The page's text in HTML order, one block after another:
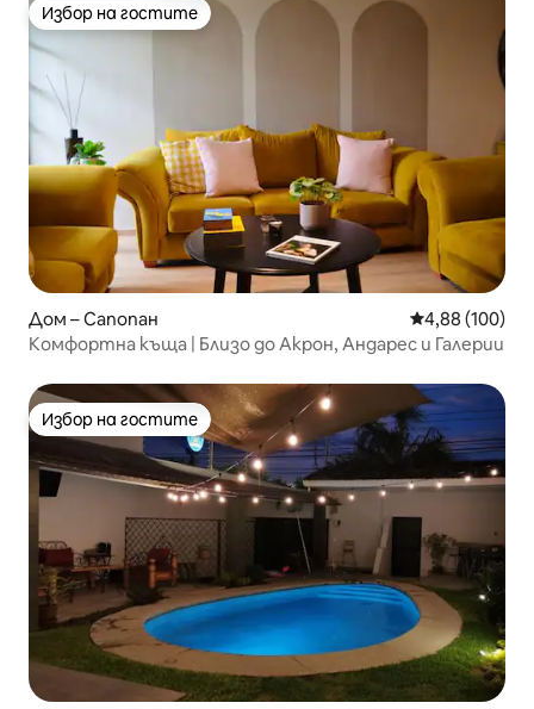
Избор на гостите
Избор на гостите
Дом – Сапопан Средна
4,88 (100)
Комфортна къща | Близо до Акрон, Андарес и Галерии
Избор на гостите
Избор на гостите